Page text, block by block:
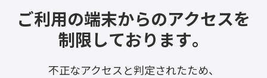
ご利用の端末からのアクセスを
制限しております。
不正なアクセスと判定されたため、